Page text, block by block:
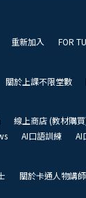
重新加入 FOR
關於上課不限堂數
線上商店 (教材購
AI口語訓練 AI
關於卡通人物講師